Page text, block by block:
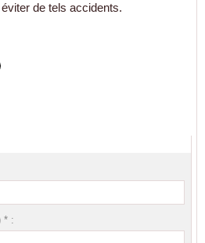
de tels accidents.
* :